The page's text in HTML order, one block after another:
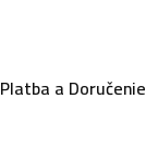
Platba a Doručenie